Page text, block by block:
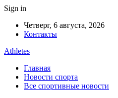
Sign in
Четверг, 6 августа, 2026
Контакты
Athletes
Главная
Новости спорта
Все спортивные новости